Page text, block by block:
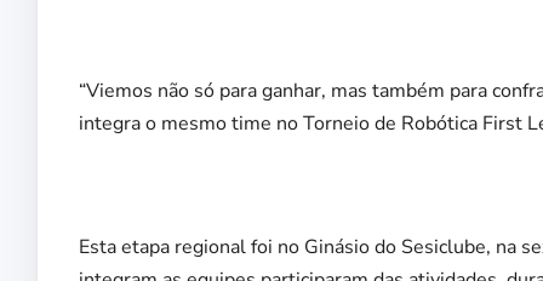
“Viemos não só para ganhar, mas também para
integra o mesmo time no Torneio de Robótica First
Esta etapa regional foi no Ginásio do Sesiclube, na